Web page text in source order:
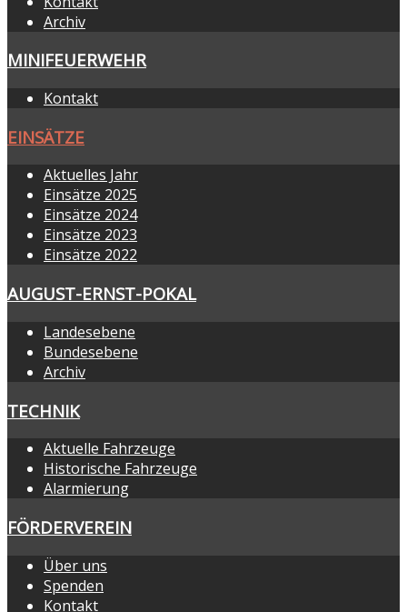
Archiv
MINIFEUERWEHR
Kontakt
EINSÄTZE
Aktuelles Jahr
Einsätze 2025
Einsätze 2024
Einsätze 2023
Einsätze 2022
AUGUST-ERNST-POKAL
Landesebene
Bundesebene
Archiv
TECHNIK
Aktuelle Fahrzeuge
Historische Fahrzeuge
Alarmierung
FÖRDERVEREIN
Über uns
Spenden
Kontakt